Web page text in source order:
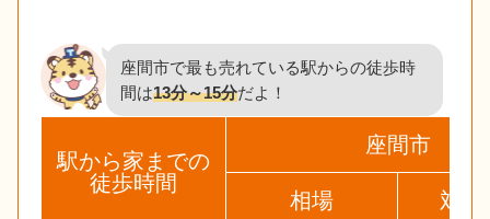
座間市で最も売れている駅からの徒歩時
間は13分～15分だよ！
駅から家までの
徒歩時間
座間市
相場 対象